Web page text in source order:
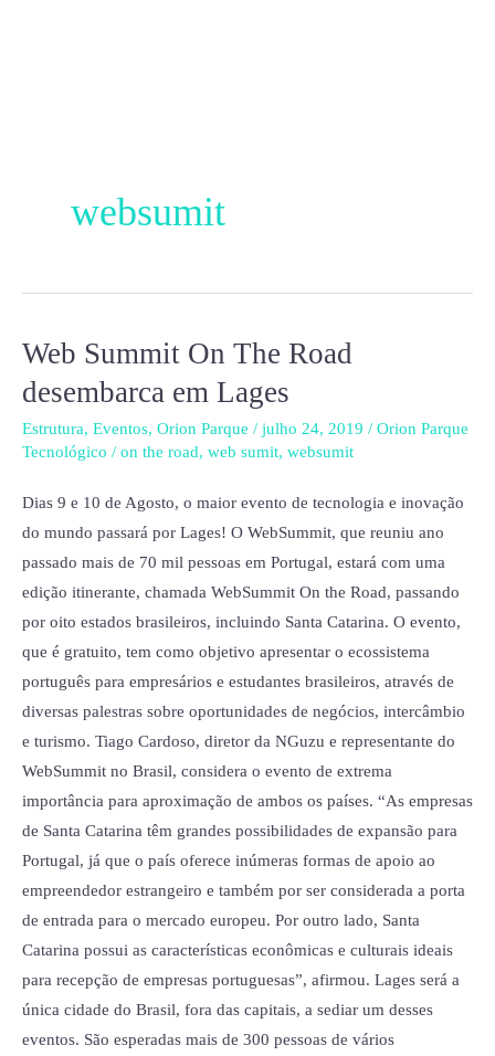
websumit
Web Summit On The Road
desembarca em Lages
Estrutura, Eventos, Orion Parque / julho 24, 2019 / Orion Parque
Tecnológico / on the road, web sumit, websumit
Dias 9 e 10 de Agosto, o maior evento de tecnologia e inovação
do mundo passará por Lages! O WebSummit, que reuniu ano
passado mais de 70 mil pessoas em Portugal, estará com uma
edição itinerante, chamada WebSummit On the Road, passando
por oito estados brasileiros, incluindo Santa Catarina. O evento,
que é gratuito, tem como objetivo apresentar o ecossistema
português para empresários e estudantes brasileiros, através de
diversas palestras sobre oportunidades de negócios, intercâmbio
e turismo. Tiago Cardoso, diretor da NGuzu e representante do
WebSummit no Brasil, considera o evento de extrema
importância para aproximação de ambos os países. “As empresas
de Santa Catarina têm grandes possibilidades de expansão para
Portugal, já que o país oferece inúmeras formas de apoio ao
empreendedor estrangeiro e também por ser considerada a porta
de entrada para o mercado europeu. Por outro lado, Santa
Catarina possui as características econômicas e culturais ideais
para recepção de empresas portuguesas”, afirmou. Lages será a
única cidade do Brasil, fora das capitais, a sediar um desses
eventos. São esperadas mais de 300 pessoas de vários
Web
Summit
On
The
desembarca
em
Lages